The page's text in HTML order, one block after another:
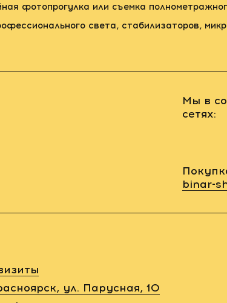
фотопрогулка или съемка
света, стабилизаторов,
Мы в
сетях:
binar-
ул. Парусная, 10